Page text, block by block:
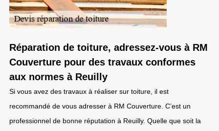
Réparation de toiture, adressez-vous à RM
Couverture pour des travaux conformes
aux normes à Reuilly
Si vous avez des travaux à réaliser sur toiture, il est
recommandé de vous adresser à RM Couverture. C’est un
professionnel de bonne réputation à Reuilly. Quelle que soit la